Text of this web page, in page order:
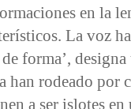
en la
La voz
forma’, designa
han rodeado por
a ser islotes en